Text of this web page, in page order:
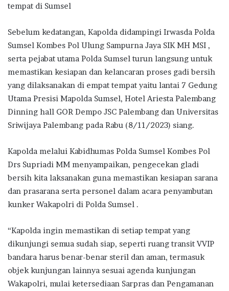
tempat di Sumsel
Sebelum kedatangan, Kapolda didampingi Irwasda Polda
Sumsel Kombes Pol Ulung Sampurna Jaya SIK MH MSI ,
serta pejabat utama Polda Sumsel turun langsung untuk
memastikan kesiapan dan kelancaran proses gadi bersih
yang dilaksanakan di empat tempat yaitu lantai 7 Gedung
Utama Presisi Mapolda Sumsel, Hotel Ariesta Palembang
Dinning hall GOR Dempo JSC Palembang dan Universitas
Sriwijaya Palembang pada Rabu (8/11/2023) siang.
Kapolda melalui Kabidhumas Polda Sumsel Kombes Pol
Drs Supriadi MM menyampaikan, pengecekan gladi
bersih kita laksanakan guna memastikan kesiapan sarana
dan prasarana serta personel dalam acara penyambutan
kunker Wakapolri di Polda Sumsel .
“Kapolda ingin memastikan di setiap tempat yang
dikunjungi semua sudah siap, seperti ruang transit VVIP
bandara harus benar-benar steril dan aman, termasuk
objek kunjungan lainnya sesuai agenda kunjungan
Wakapolri, mulai ketersediaan Sarpras dan Pengamanan